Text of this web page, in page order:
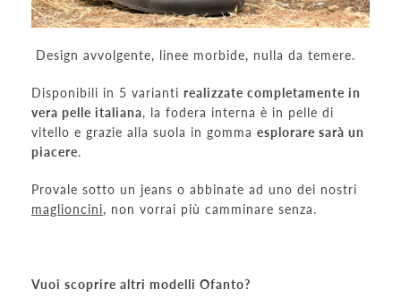
Design avvolgente, linee morbide, nulla da temere.
Disponibili in 5 varianti realizzate completamente in
vera pelle italiana, la fodera interna è in pelle di
vitello e grazie alla suola in gomma esplorare sarà un
piacere.
Provale sotto un jeans o abbinate ad uno dei nostri
maglioncini, non vorrai più camminare senza.
Vuoi scoprire altri modelli Ofanto?